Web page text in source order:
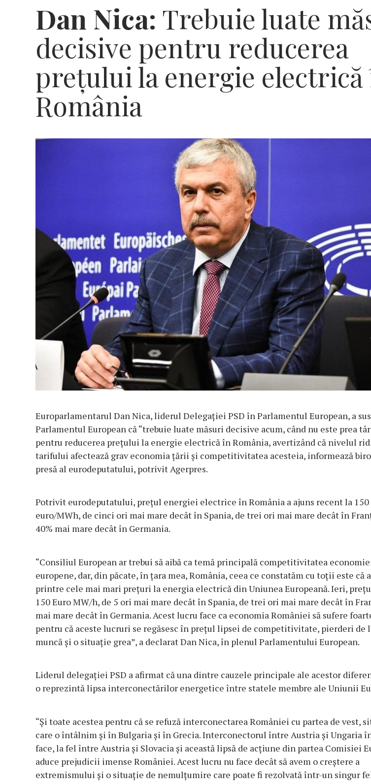
Dan Nica: Trebuie luate
decisive pentru reducerea
preţului la energie
România
Europarlamentarul Dan Nica, liderul Delegaţiei PSD în Parlamentul European, a
Parlamentul European că “trebuie luate măsuri decisive acum, când nu este prea
pentru reducerea preţului la energie electrică în România, avertizând că nivelul
tarifului afectează grav economia ţării şi competitivitatea acesteia, informează
presă al eurodeputatului, potrivit Agerpres.
Potrivit eurodeputatului, preţul energiei electrice în România a ajuns recent la 150
euro/MWh, de cinci ori mai mare decât în Spania, de trei ori mai mare decât în
40% mai mare decât în Germania.
“Consiliul European ar trebui să aibă ca temă principală competitivitatea
europene, dar, din păcate, în ţara mea, România, ceea ce constatăm cu toţii este că
printre cele mai mari preţuri la energia electrică din Uniunea Europeană. Ieri,
150 Euro MW/h, de 5 ori mai mare decât în Spania, de trei ori mai mare decât în
mai mare decât în Germania. Acest lucru face ca economia României să sufere
pentru că aceste lucruri se regăsesc în preţul lipsei de competitivitate, pierderi de
muncă şi o situaţie grea”, a declarat Dan Nica, în plenul Parlamentului European.
Liderul delegaţiei PSD a afirmat că una dintre cauzele principale ale acestor
o reprezintă lipsa interconectărilor energetice între statele membre ale Uniunii
“Şi toate acestea pentru că se refuză interconectarea României cu partea de vest,
care o întâlnim şi în Bulgaria şi în Grecia. Interconectorul între Austria şi Ungaria
face, la fel între Austria şi Slovacia şi această lipsă de acţiune din partea Comisiei
aduce prejudicii imense României. Acest lucru nu face decât să avem o creştere a
extremismului şi o situaţie de nemulţumire care poate fi rezolvată într-un singur